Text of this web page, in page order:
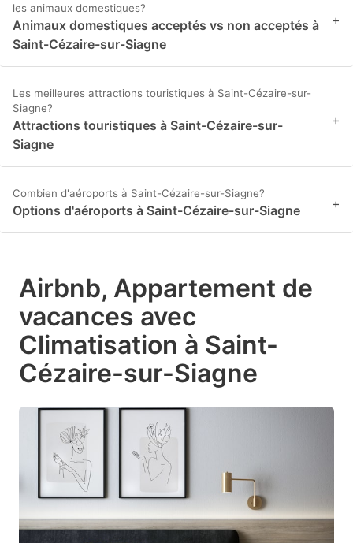
les animaux domestiques?
Animaux domestiques acceptés vs non acceptés à
Saint-Cézaire-sur-Siagne
+
Les meilleures attractions touristiques à Saint-Cézaire-sur-
Siagne?
Attractions touristiques à Saint-Cézaire-sur-
Siagne
+
Combien d'aéroports à Saint-Cézaire-sur-Siagne?
Options d'aéroports à Saint-Cézaire-sur-Siagne +
Airbnb, Appartement de
vacances avec
Climatisation à Saint-
Cézaire-sur-Siagne